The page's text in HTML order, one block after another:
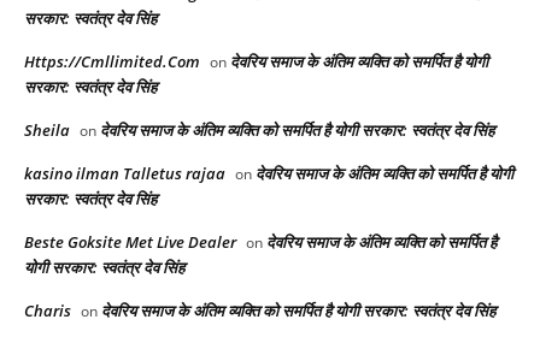
सरकार: स्वतंत्र देव सिंह
Https://Cmllimited.Com on देवरिय समाज के अंतिम व्यक्ति को समर्पित है योगी
सरकार: स्वतंत्र देव सिंह
Sheila on देवरिय समाज के अंतिम व्यक्ति को समर्पित है योगी सरकार: स्वतंत्र देव सिंह
kasino ilman Talletus rajaa on देवरिय समाज के अंतिम व्यक्ति को समर्पित है योगी
सरकार: स्वतंत्र देव सिंह
Beste Goksite Met Live Dealer on देवरिय समाज के अंतिम व्यक्ति को समर्पित है
योगी सरकार: स्वतंत्र देव सिंह
Charis on देवरिय समाज के अंतिम व्यक्ति को समर्पित है योगी सरकार: स्वतंत्र देव सिंह